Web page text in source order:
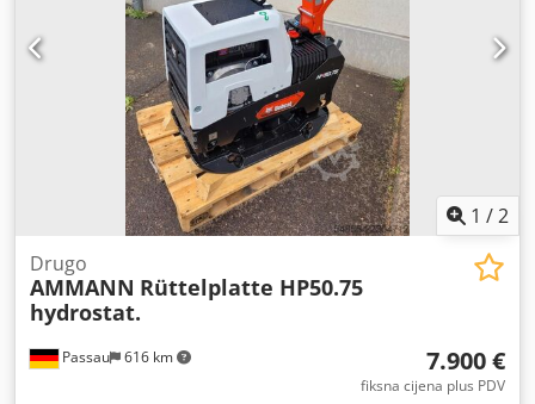
1 /2
Passau 616 km
Drugo
AMMANN Rüttelplatte HP50.75
hydrostat.
7.900 €
fiksna cijena plus PDV